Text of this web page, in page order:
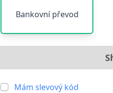
Bankovní převod
Mám slevový kód